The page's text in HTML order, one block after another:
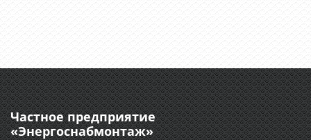
Частное предприятие
«Энергоснабмонтаж»